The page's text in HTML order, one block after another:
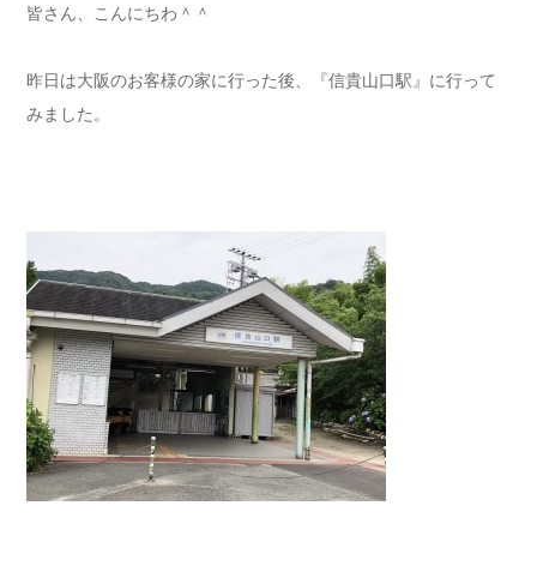
皆さん、こんにちわ＾＾
昨日は大阪のお客様の家に行った後、『信貴山口駅』に行って
みました。